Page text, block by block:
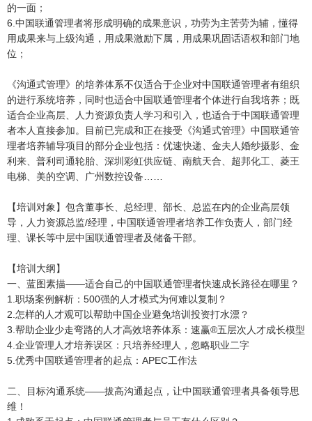
的一面；
6.中国联通管理者将形成明确的成果意识，功劳为主苦劳为辅，懂得
用成果来与上级沟通，用成果激励下属，用成果巩固话语权和部门地
位；
《沟通式管理》的培养体系不仅适合于企业对中国联通管理者有组织
的进行系统培养，同时也适合中国联通管理者个体进行自我培养；既
适合企业高层、人力资源负责人学习和引入，也适合于中国联通管理
者本人直接参加。目前已完成和正在接受《沟通式管理》中国联通管
理者培养辅导项目的部分企业包括：优速快递、金夫人婚纱摄影、金
利来、普利司通轮胎、深圳彩虹供应链、南航天合、超邦化工、菱王
电梯、美的空调、广州数控设备……
【培训对象】包含董事长、总经理、部长、总监在内的企业高层领
导，人力资源总监/经理，中国联通管理者培养工作负责人，部门经
理、课长等中层中国联通管理者及储备干部。
【培训大纲】
一、蓝图素描——适合自己的中国联通管理者快速成长路径在哪里？
1.职场案例解析：500强的人才模式为何难以复制？
2.怎样的人才观可以帮助中国企业避免培训投资打水漂？
3.帮助企业少走弯路的人才高效培养体系：速赢®五层次人才成长模型
4.企业管理人才培养误区：只培养经理人，忽略职业二字
5.优秀中国联通管理者的起点：APEC工作法
二、目标沟通系统——拔高沟通起点，让中国联通管理者具备领导思
维！